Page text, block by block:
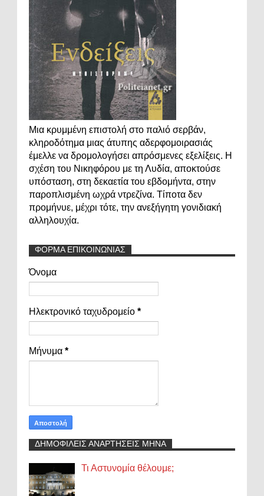
Μια κρυμμένη επιστολή στο παλιό σερβάν,
κληροδότημα μιας άτυπης αδερφομοιρασιάς
έμελλε να δρομολογήσει απρόσμενες εξελίξεις. Η
σχέση του Νικηφόρου με τη Λυδία, αποκτούσε
υπόσταση, στη δεκαετία του εβδομήντα, στην
παροπλισμένη ωχρά ντρεζίνα. Τίποτα δεν
προμήνυε, μέχρι τότε, την ανεξήγητη γονιδιακή
αλληλουχία.
ΦΟΡΜΑ ΕΠΙΚΟΙΝΩΝΙΑΣ
Όνομα
Ηλεκτρονικό ταχυδρομείο *
Μήνυμα *
ΔΗΜΟΦΙΛΕΙΣ ΑΝΑΡΤΗΣΕΙΣ ΜΗΝΑ
Τι Αστυνομία θέλουμε;